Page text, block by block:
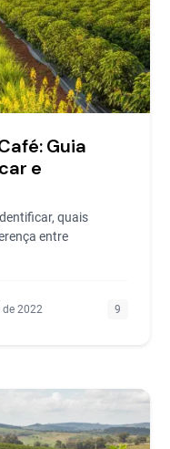
Guia
e
quais
entre
de 2022 9